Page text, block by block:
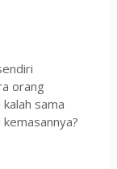
orang
sama